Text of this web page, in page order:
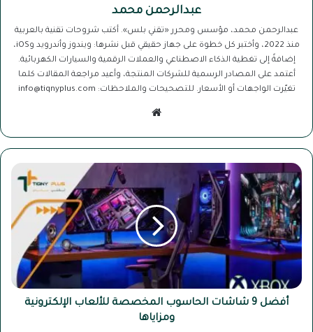
عبدالرحمن محمد
عبدالرحمن محمد، مؤسس ومحرر «تقني بلس». أكتب شروحات تقنية بالعربية
منذ 2022، وأختبر كل خطوة على جهاز حقيقي قبل نشرها: ويندوز وأندرويد وiOS،
إضافةً إلى تغطية الذكاء الاصطناعي والعملات الرقمية والسيارات الكهربائية.
أعتمد على المصادر الرسمية للشركات المنتجة، وأعيد مراجعة المقالات كلما
تغيّرت الواجهات أو الأسعار. للتصحيحات والملاحظات: info@tiqnyplus.com
أفضل
9
شاشات
الحاسوب
المخصصة
للألعاب
الإلكترونية
أفضل 9 شاشات الحاسوب المخصصة للألعاب الإلكترونية
ومزاياها